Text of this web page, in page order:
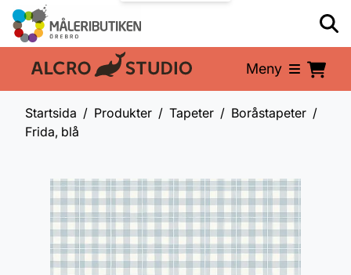
En del av: Meny
Startsida Produkter Tapeter
Boråstapeter
Frida, blå